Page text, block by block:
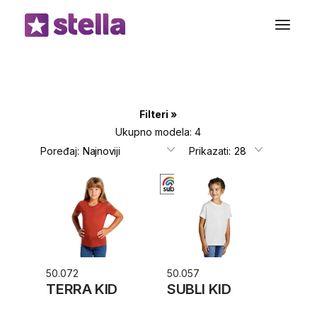
sadržaja
Filteri
Ukupno modela: 4
Poređaj:
Prikazati:
50.072
TERRA KID
50.057
SUBLI KID